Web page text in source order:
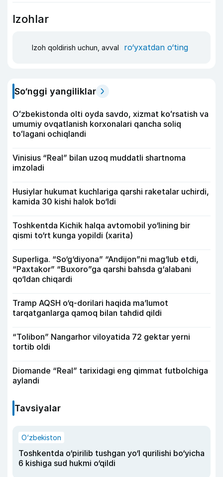
Izohlar
Izoh qoldirish uchun, avval ro‘yxatdan o‘ting
So‘nggi yangiliklar
Oʻzbekistonda olti oyda savdo, xizmat koʻrsatish va
umumiy ovqatlanish korxonalari qancha soliq
toʻlagani ochiqlandi
Vinisius “Real” bilan uzoq muddatli shartnoma
imzoladi
Husiylar hukumat kuchlariga qarshi raketalar uchirdi,
kamida 30 kishi halok bo‘ldi
Toshkentda Kichik halqa avtomobil yo‘lining bir
qismi to‘rt kunga yopildi (xarita)
Superliga. “So‘g‘diyona” “Andijon”ni mag‘lub etdi,
“Paxtakor” “Buxoro”ga qarshi bahsda g‘alabani
qo‘ldan chiqardi
Tramp AQSH o‘q-dorilari haqida ma’lumot
tarqatganlarga qamoq bilan tahdid qildi
“Tolibon” Nangarhor viloyatida 72 gektar yerni
tortib oldi
Diomande “Real” tarixidagi eng qimmat futbolchiga
aylandi
Tavsiyalar
O‘zbekiston
Toshkentda o‘pirilib tushgan yo‘l qurilishi bo‘yicha
6 kishiga sud hukmi o‘qildi